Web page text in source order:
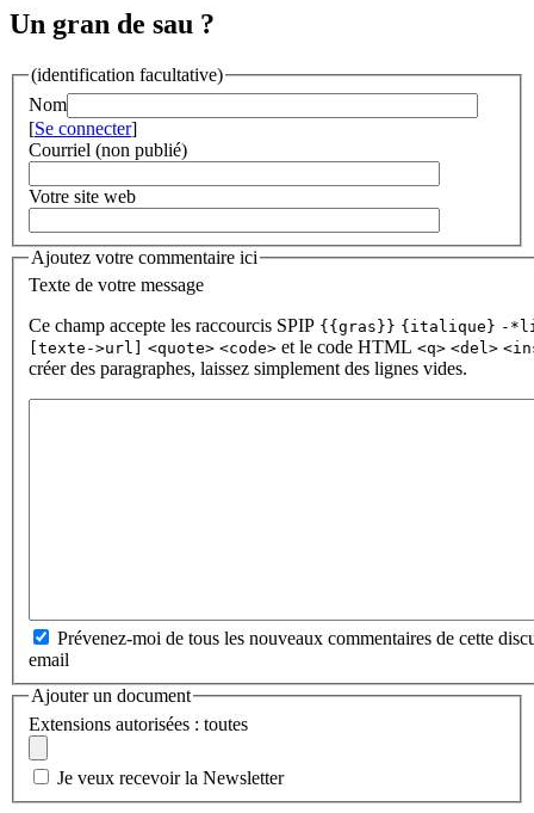
Un gran de sau ?
(identification facultative)
Nom
[Se connecter]
Courriel (non publié)
Votre site web
Ajoutez votre commentaire ici
Texte de votre message
Ce champ accepte les raccourcis SPIP {{gras}} {italique} -
[texte->url]
<quote> <code> et le code HTML <q> <del>
créer des paragraphes, laissez simplement des lignes vides.
Prévenez-moi de tous les nouveaux commentaires de cette
email
Ajouter un document
Extensions autorisées : toutes
Je veux recevoir la Newsletter